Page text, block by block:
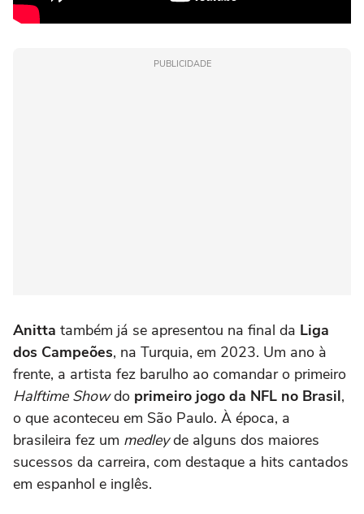
PUBLICIDADE
Anitta também já se apresentou na final da Liga
dos Campeões, na Turquia, em 2023. Um ano à
frente, a artista fez barulho ao comandar o primeiro
Halftime Showdo primeiro jogo da NFL no Brasil,
o que aconteceu em São Paulo. À época, a
brasileira fez um medleyde alguns dos maiores
sucessos da carreira, com destaque a hits cantados
em espanhol e inglês.